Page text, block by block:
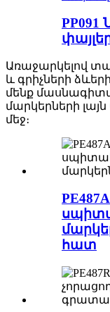
PP091
Առաջարկելով
և գրիչների
մենք
մարկերների
մեջ։
հատ